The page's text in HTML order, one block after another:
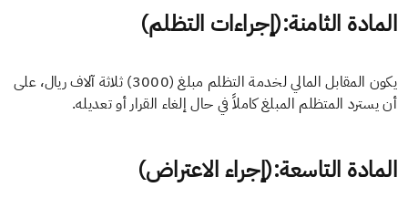
المادة الثامنة:(إجراءات التظلم)
يكون المقابل المالي لخدمة التظلم مبلغ (3000) ثلاثة آلاف ريال، على
أن يسترد المتظلم المبلغ كاملاً في حال إلغاء القرار أو تعديله.
المادة التاسعة:(إجراء الاعتراض)